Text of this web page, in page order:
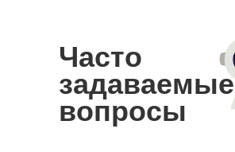
Часто
задаваемые
вопросы